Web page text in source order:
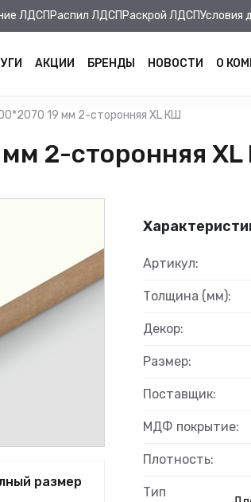
ЛДСП Распил ЛДСП Раскрой ЛДСПУсловия
АКЦИИ БРЕНДЫ НОВОСТИ О
19 мм 2-сторонняя XL КШ
2-сторонняя
размер
Артикул:
Толщина (мм):
Декор:
Размер:
Поставщик:
МДФ покрытие:
Плотность:
Тип